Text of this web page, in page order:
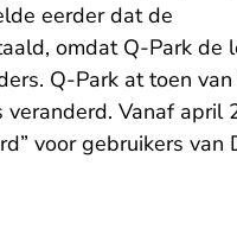
eerder dat de
omdat Q-Park de
Q-Park at toen van
veranderd. Vanaf april
voor gebruikers van